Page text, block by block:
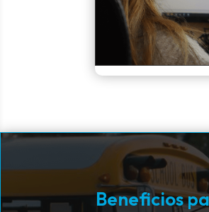
Beneficios